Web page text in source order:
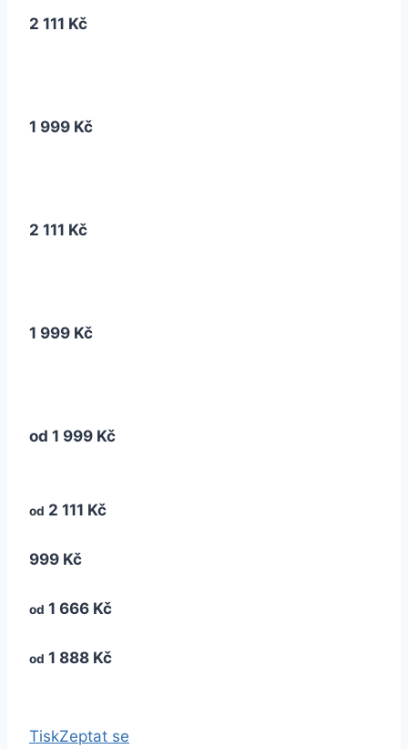
2 111 Kč
1 999 Kč
2 111 Kč
1 999 Kč
od 1 999 Kč
od 2 111 Kč
999 Kč
od 1 666 Kč
od 1 888 Kč
TiskZeptat se